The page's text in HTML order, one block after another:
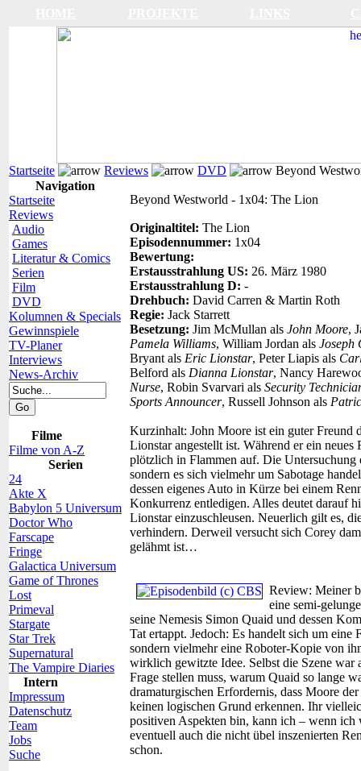
Startseite Reviews DVD
Beyond
Navigation
Startseite
Reviews
Audio
Games
Literatur & Comics
Serien
Film
DVD
Kolumnen & Specials
Gewinnspiele
TV-Planer
Interviews
News-Archiv
Filme
Filme von A-Z
Serien
24
Akte X
Babylon 5 Universum
Doctor Who
Farscape
Fringe
Galactica Universum
Game of Thrones
Lost
Primeval
Stargate
Star Trek
Supernatural
The Vampire Diaries
Intern
Impressum
Datenschutz
Team
Jobs
Suche
Beyond Westworld - 1x04: The Lion
Originaltitel: The Lion
Episodennummer: 1x04
Bewertung:
Erstausstrahlung US: 26. März 1980
Erstausstrahlung D: -
Drehbuch: David Carren & Martin Roth
Regie: Jack Starrett
Besetzung: Jim McMullan als John Moore,
Pamela Williams, William Jordan als Joseph
Bryant als Eric Lionstar, Peter Liapis als
Belford als Dianna Lionstar, Nancy
Nurse, Robin Svarvari als Security
Sports Announcer, Russell Johnson als
Kurzinhalt: John Moore ist ein guter Freund
Lionstar angestellt ist. Während er ein
plötzlich in Flammen auf. Die
sondern es sich vielmehr um Sabotage
dessen eigenes Auto in Kürze bei einem
Konkurrenz entledigen. Alles deutet darauf
Lionstar einzuschleusen. Neuerlich gilt es,
verhindern. Derweil versucht sich Corey
gelähmt ist…
Review: Meiner
eine semi-
seine Nemesis Simon Quaid und dessen
Tat ertappt. Jedoch: Es handelt sich um
sondern vielmehr eine Roboter-Kopie von
wirklich gewitzte Idee. Selbst die Szene war
Frage stellen muss, warum Quaid so lange
dramaturgischen Erfordernis, dass Moore
keinen logischen Grund erkennen. Ihr
positiven Aspekten bin, kann ich – wenn
eventuell auch die nicht übel inszenierten
schon.